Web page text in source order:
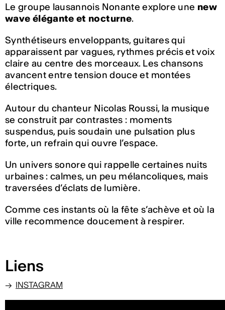
Le groupe lausannois Nonante explore une new
wave élégante et nocturne.
Synthétiseurs enveloppants, guitares qui
apparaissent par vagues, rythmes précis et voix
claire au centre des morceaux. Les chansons
avancent entre tension douce et montées
électriques.
Autour du chanteur Nicolas Roussi, la musique
se construit par contrastes : moments
suspendus, puis soudain une pulsation plus
forte, un refrain qui ouvre l’espace.
Un univers sonore qui rappelle certaines nuits
urbaines : calmes, un peu mélancoliques, mais
traversées d’éclats de lumière.
Comme ces instants où la fête s’achève et où la
ville recommence doucement à respirer.
Liens
INSTAGRAM